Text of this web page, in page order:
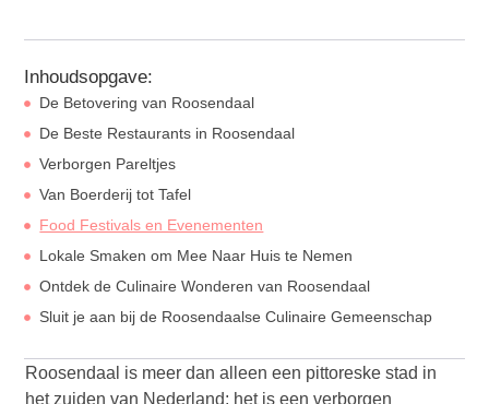
Inhoudsopgave:
De Betovering van Roosendaal
De Beste Restaurants in Roosendaal
Verborgen Pareltjes
Van Boerderij tot Tafel
Food Festivals en Evenementen
Lokale Smaken om Mee Naar Huis te Nemen
Ontdek de Culinaire Wonderen van Roosendaal
Sluit je aan bij de Roosendaalse Culinaire Gemeenschap
Roosendaal is meer dan alleen een pittoreske stad in
het zuiden van Nederland; het is een verborgen